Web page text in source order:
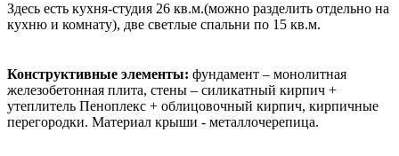
Здесь есть кухня-студия 26 кв.м.(можно разделить отдельно на
кухню и комнату), две светлые спальни по 15 кв.м.
Конструктивные элементы: фундамент – монолитная
железобетонная плита, стены – силикатный кирпич +
утеплитель Пеноплекс + облицовочный кирпич, кирпичные
перегородки. Материал крыши - металлочерепица.